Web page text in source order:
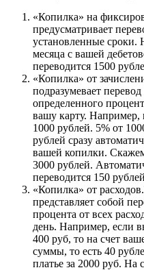
«Копилка» на
предусматривает
установленные сроки.
месяца с вашей
переводится 1500
«Копилка» от
подразумевает
определенного
вашу карту. Например,
1000 рублей. 5% от
рублей сразу
вашей копилки.
3000 рублей.
переводится 150
«Копилка» от
представляет собой
процента от всех
день. Например, если
400 руб, то на счет
суммы, то есть 40
платье за 2000 руб. На